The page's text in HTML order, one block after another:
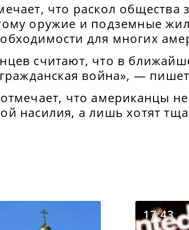
что раскол общества
оружие и подземные
для многих
считают, что в
война», —
что американцы
насилия, а лишь хотят
17:43